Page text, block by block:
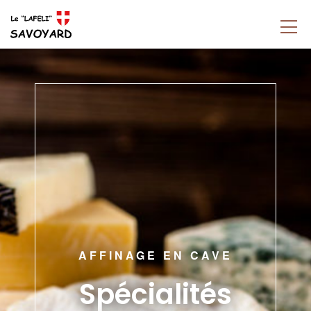
AFFINAGE EN CAVE
Spécialités